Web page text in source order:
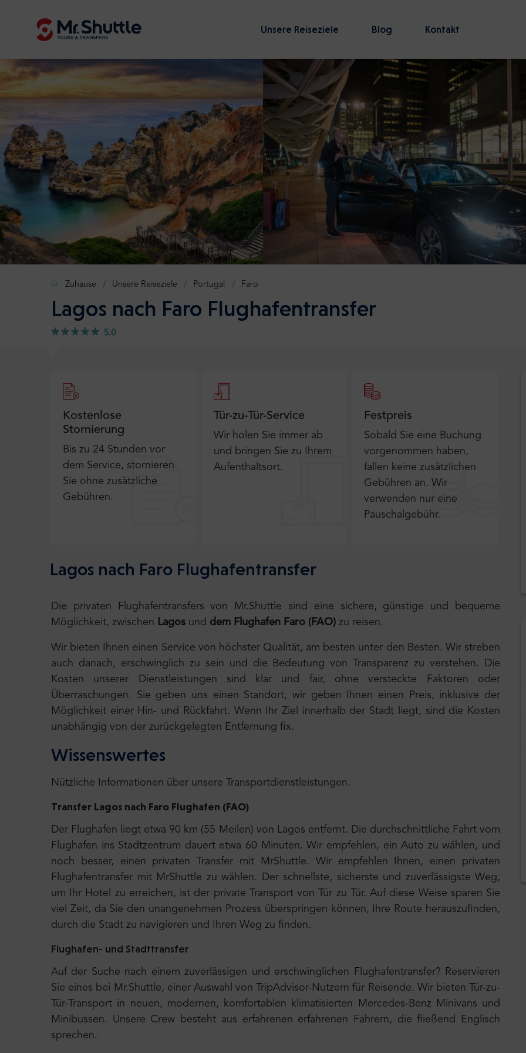
Unsere Reiseziele Blog Kontakt
Zuhause Unsere Reiseziele Portugal Faro
Lagos nach Faro Flughafentransfer
5.0
Kostenlose
Stornierung
Bis zu 24 Stunden vor
dem Service, stornieren
Sie ohne zusätzliche
Gebühren.
Tür-zu-Tür-Service
Wir holen Sie immer ab
und bringen Sie zu Ihrem
Aufenthaltsort.
Festpreis
Sobald Sie eine Buchung
vorgenommen haben,
fallen keine zusätzlichen
Gebühren an. Wir
verwenden nur eine
Pauschalgebühr.
Lagos nach Faro Flughafentransfer
Die privaten Flughafentransfers von Mr.Shuttle sind eine sichere, günstige und bequeme
Möglichkeit, zwischen Lagos und dem Flughafen Faro (FAO) zu reisen.
Wir bieten Ihnen einen Service von höchster Qualität, am besten unter den Besten. Wir streben
auch danach, erschwinglich zu sein und die Bedeutung von Transparenz zu verstehen. Die
Kosten unserer Dienstleistungen sind klar und fair, ohne versteckte Faktoren oder
Überraschungen. Sie geben uns einen Standort, wir geben Ihnen einen Preis, inklusive der
Möglichkeit einer Hin- und Rückfahrt. Wenn Ihr Ziel innerhalb der Stadt liegt, sind die Kosten
unabhängig von der zurückgelegten Entfernung fix.
Wissenswertes
Nützliche Informationen über unsere Transportdienstleistungen.
Transfer Lagos nach Faro Flughafen (FAO)
Der Flughafen liegt etwa 90 km (55 Meilen) von Lagos entfernt. Die durchschnittliche Fahrt vom
Flughafen ins Stadtzentrum dauert etwa 60 Minuten. Wir empfehlen, ein Auto zu wählen, und
noch besser, einen privaten Transfer mit MrShuttle. Wir empfehlen Ihnen, einen privaten
Flughafentransfer mit MrShuttle zu wählen. Der schnellste, sicherste und zuverlässigste Weg,
um Ihr Hotel zu erreichen, ist der private Transport von Tür zu Tür. Auf diese Weise sparen Sie
viel Zeit, da Sie den unangenehmen Prozess überspringen können, Ihre Route herauszufinden,
durch die Stadt zu navigieren und Ihren Weg zu finden.
Flughafen- und Stadttransfer
Auf der Suche nach einem zuverlässigen und erschwinglichen Flughafentransfer? Reservieren
Sie eines bei Mr.Shuttle, einer Auswahl von TripAdvisor-Nutzern für Reisende. Wir bieten Tür-zu-
Tür-Transport in neuen, modernen, komfortablen klimatisierten Mercedes-Benz Minivans und
Minibussen. Unsere Crew besteht aus erfahrenen erfahrenen Fahrern, die fließend Englisch
sprechen.